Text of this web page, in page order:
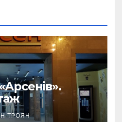
ТРОЯН